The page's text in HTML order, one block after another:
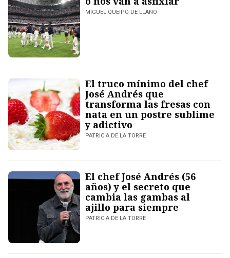
MIGUEL QUEIPO DE LLANO
El truco mínimo del chef
José Andrés que
transforma las fresas con
nata en un postre sublime
y adictivo
PATRICIA DE LA TORRE
El chef José Andrés (56
años) y el secreto que
cambia las gambas al
ajillo para siempre
PATRICIA DE LA TORRE